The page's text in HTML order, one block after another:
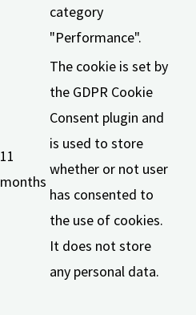
category
"Performance".
11
months
The cookie is set by
the GDPR Cookie
Consent plugin and
is used to store
whether or not user
has consented to
the use of cookies.
It does not store
any personal data.